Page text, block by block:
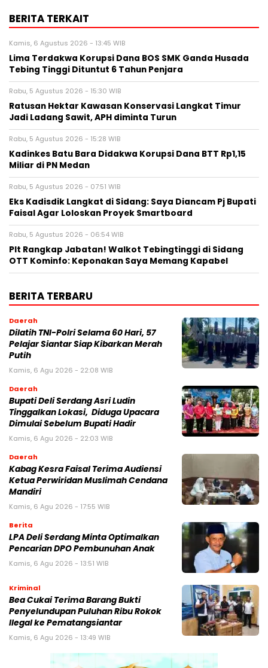
BERITA TERKAIT
Kamis, 6 Agustus 2026 - 13:45 WIB
Lima Terdakwa Korupsi Dana BOS SMK Ganda Husada
Tebing Tinggi Dituntut 6 Tahun Penjara
Rabu, 5 Agustus 2026 - 15:30 WIB
Ratusan Hektar Kawasan Konservasi Langkat Timur
Jadi Ladang Sawit, APH diminta Turun
Rabu, 5 Agustus 2026 - 15:28 WIB
Kadinkes Batu Bara Didakwa Korupsi Dana BTT Rp1,15
Miliar di PN Medan
Rabu, 5 Agustus 2026 - 07:51 WIB
Eks Kadisdik Langkat di Sidang: Saya Diancam Pj Bupati
Faisal Agar Loloskan Proyek Smartboard
Rabu, 5 Agustus 2026 - 06:54 WIB
Plt Rangkap Jabatan! Walkot Tebingtinggi di Sidang
OTT Kominfo: Keponakan Saya Memang Kapabel
BERITA TERBARU
Daerah
Dilatih TNI-Polri Selama 60 Hari, 57
Pelajar Siantar Siap Kibarkan Merah
Putih
Kamis, 6 Agu 2026 - 22:08 WIB
Daerah
Bupati Deli Serdang Asri Ludin
Tinggalkan Lokasi, Diduga Upacara
Dimulai Sebelum Bupati Hadir
Kamis, 6 Agu 2026 - 22:03 WIB
Daerah
Kabag Kesra Faisal Terima Audiensi
Ketua Perwiridan Muslimah Cendana
Mandiri
Kamis, 6 Agu 2026 - 17:55 WIB
Berita
LPA Deli Serdang Minta Optimalkan
Pencarian DPO Pembunuhan Anak
Kamis, 6 Agu 2026 - 13:51 WIB
Kriminal
Bea Cukai Terima Barang Bukti
Penyelundupan Puluhan Ribu Rokok
Ilegal ke Pematangsiantar
Kamis, 6 Agu 2026 - 13:49 WIB